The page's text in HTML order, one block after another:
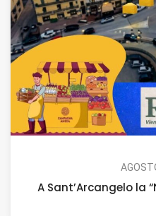
A Sant’Arcangelo la